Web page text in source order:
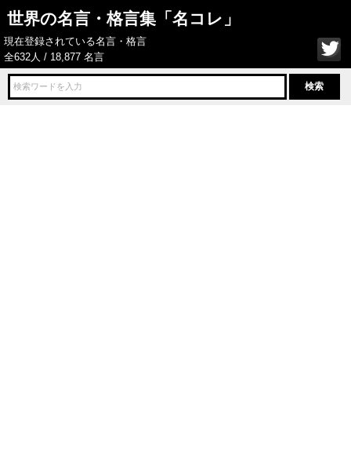
世界の名言・格言集「名コレ」
現在登録されている名言・格言
全632人 / 18,877 名言